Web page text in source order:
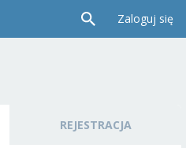
Zaloguj się
REJESTRACJA